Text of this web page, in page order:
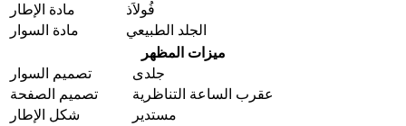
مادة الإطار
فُولاَذ
مادة السوار
الجلد الطبيعي
ميزات المظهر
تصمیم السوار
جلدی
تصميم الصفحة
عقرب الساعة التناظرية
شكل الإطار
مستدير